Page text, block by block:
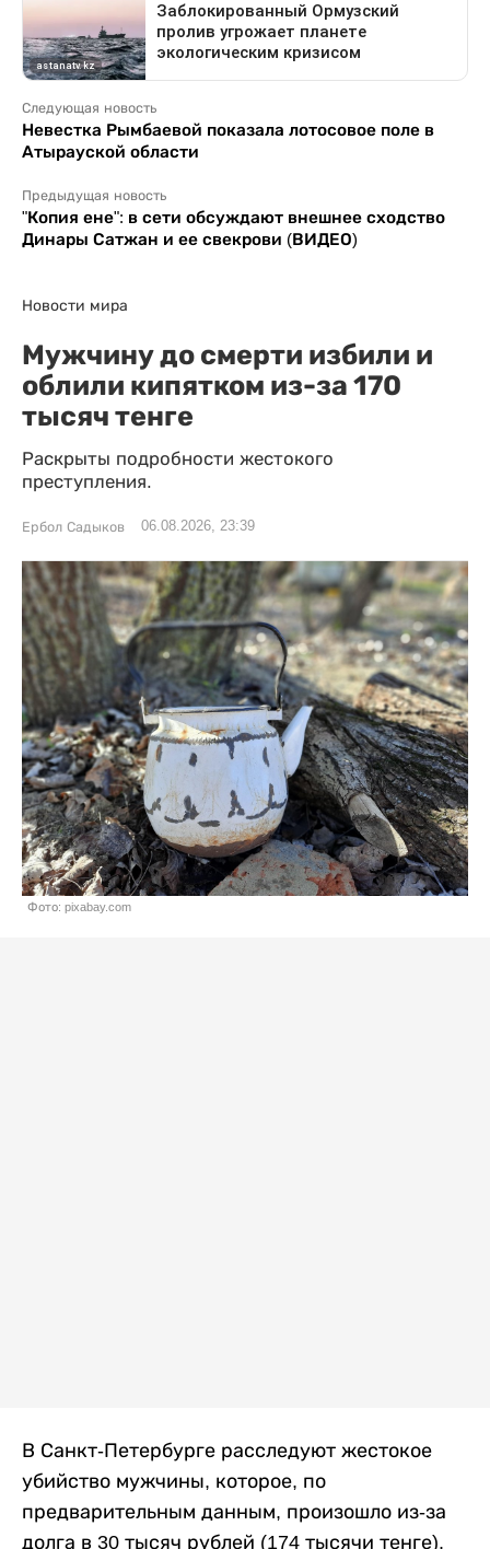
Следующая новость
Невестка Рымбаевой показала лотосовое поле в
Атырауской области
Предыдущая новость
"Копия ене": в сети обсуждают внешнее сходство
Динары Сатжан и ее свекрови (ВИДЕО)
Новости мира
Мужчину до смерти избили и
облили кипятком из-за 170
тысяч тенге
Раскрыты подробности жестокого
преступления.
Ербол Садыков 06.08.2026, 23:39
Фото: pixabay.com
В Санкт-Петербурге расследуют жестокое
убийство мужчины, которое, по
предварительным данным, произошло из-за
долга в 30 тысяч рублей (174 тысячи тенге).